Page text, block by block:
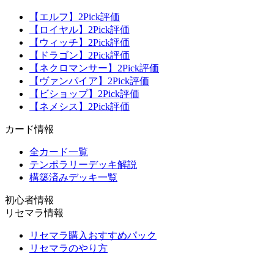
【エルフ】2Pick評価
【ロイヤル】2Pick評価
【ウィッチ】2Pick評価
【ドラゴン】2Pick評価
【ネクロマンサー】2Pick評価
【ヴァンパイア】2Pick評価
【ビショップ】2Pick評価
【ネメシス】2Pick評価
カード情報
全カード一覧
テンポラリーデッキ解説
構築済みデッキ一覧
初心者情報
リセマラ情報
リセマラ購入おすすめパック
リセマラのやり方